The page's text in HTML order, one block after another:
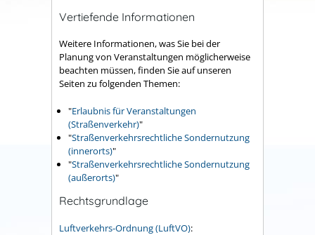
Vertiefende Informationen
Weitere Informationen, was Sie bei der
Planung von Veranstaltungen möglicherweise
beachten müssen, finden Sie auf unseren
Seiten zu folgenden Themen:
"Erlaubnis für Veranstaltungen
(Straßenverkehr)"
"Straßenverkehrsrechtliche Sondernutzung
(innerorts)"
"Straßenverkehrsrechtliche Sondernutzung
(außerorts)"
Rechtsgrundlage
Luftverkehrs-Ordnung (LuftVO):